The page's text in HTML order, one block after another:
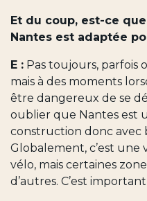
Et du coup, est-ce
Nantes est adaptée
E : Pas toujours, parfois
mais à des moments
être dangereux de se
oublier que Nantes est
construction donc avec
Globalement, c’est une
vélo, mais certaines
d’autres. C’est